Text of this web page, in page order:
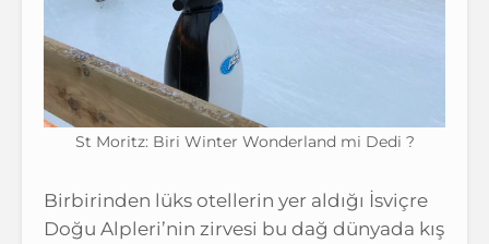
St Moritz: Biri Winter Wonderland mi Dedi ?
Birbirinden lüks otellerin yer aldığı İsviçre
Doğu Alpleri’nin zirvesi bu dağ dünyada kış